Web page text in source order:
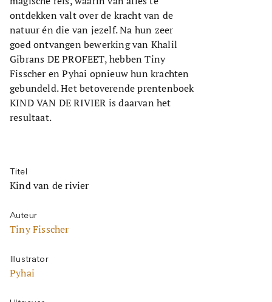
ontdekken valt over de kracht van de
natuur én die van jezelf. Na hun zeer
goed ontvangen bewerking van Khalil
Gibrans DE PROFEET, hebben Tiny
Fisscher en Pyhai opnieuw hun krachten
gebundeld. Het betoverende prentenboek
KIND VAN DE RIVIER is daarvan het
resultaat.
Titel
Kind van de rivier
Auteur
Tiny Fisscher
Illustrator
Pyhai